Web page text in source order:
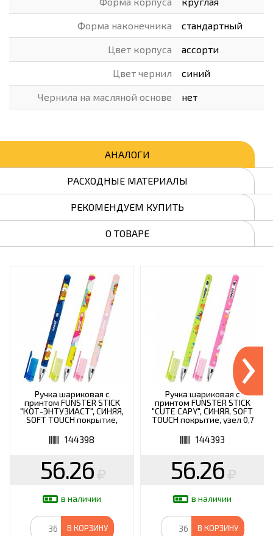
Форма наконечника стандартный
Цвет корпуса ассорти
Цвет чернил синий
Чернила на масляной основе нет
АНАЛОГИ
РАСХОДНЫЕ МАТЕРИАЛЫ
РЕКОМЕНДУЕМ КУПИТЬ
О ТОВАРЕ
Ручка шариковая с
принтом FUNSTER STICK
"КОТ-ЭНТУЗИАСТ", СИНЯЯ,
SOFT TOUCH покрытие,
144398
144398
56.26
в наличии
В КОРЗИНУ
Ручка шариковая с
принтом FUNSTER STICK
"CUTE CAPY", СИНЯЯ, SOFT
TOUCH покрытие, узел 0,7
144393
144393
56.26
в наличии
В КОРЗИНУ
›